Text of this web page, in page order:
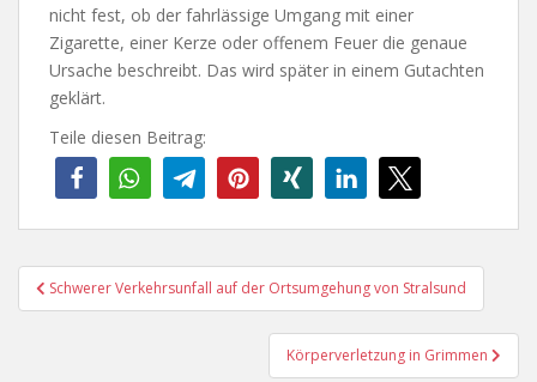
nicht fest, ob der fahrlässige Umgang mit einer
Zigarette, einer Kerze oder offenem Feuer die genaue
Ursache beschreibt. Das wird später in einem Gutachten
geklärt.
Teile diesen Beitrag:
Beitragsnavigation
Schwerer Verkehrsunfall auf der Ortsumgehung von Stralsund
Körperverletzung in Grimmen